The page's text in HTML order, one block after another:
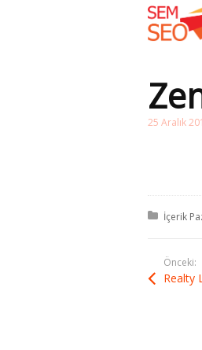
25 Aralık
İçerik
Önceki:
Realty